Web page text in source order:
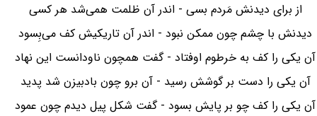
از برای دیدنش مَردم بسی - اندر آن ظلمت همی‌شد هر کسی
دیدنش با چشم چون ممکن نبود - اندر آن تاریکیش کف می‌بِسود
آن یکی را کف به خرطوم اوفتاد - گفت همچون ناودانست این نهاد
آن یکی را دست بر گوشش رسید - آن برو چون بادبیزن شد پدید
آن یکی را کف چو بر پایش بسود - گفت شکل پیل دیدم چون عمود